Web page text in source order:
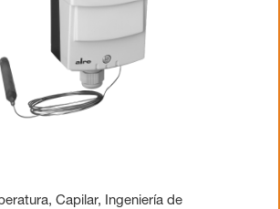
, Capilar, Ingeniería de